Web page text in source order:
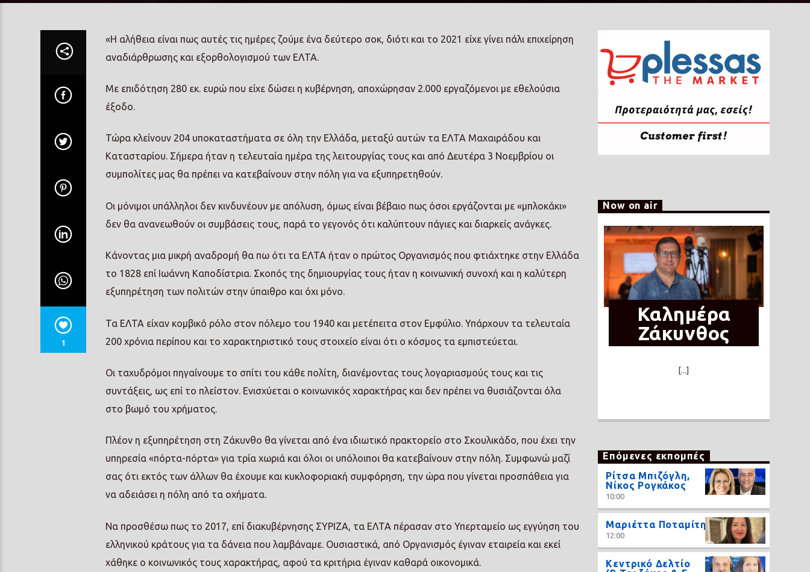
1
«Η αλήθεια είναι πως αυτές τις ημέρες ζούμε ένα δεύτερο σοκ, διότι και το 2021 είχε γίνει πάλι επιχείρηση
αναδιάρθρωσης και εξορθολογισμού των ΕΛΤΑ.
Με επιδότηση 280 εκ. ευρώ που είχε δώσει η κυβέρνηση, αποχώρησαν 2.000 εργαζόμενοι με εθελούσια
έξοδο.
Τώρα κλείνουν 204 υποκαταστήματα σε όλη την Ελλάδα, μεταξύ αυτών τα ΕΛΤΑ Μαχαιράδου και
Κατασταρίου. Σήμερα ήταν η τελευταία ημέρα της λειτουργίας τους και από Δευτέρα 3 Νοεμβρίου οι
συμπολίτες μας θα πρέπει να κατεβαίνουν στην πόλη για να εξυπηρετηθούν.
Οι μόνιμοι υπάλληλοι δεν κινδυνέουν με απόλυση, όμως είναι βέβαιο πως όσοι εργάζονται με «μπλοκάκι»
δεν θα ανανεωθούν οι συμβάσεις τους, παρά το γεγονός ότι καλύπτουν πάγιες και διαρκείς ανάγκες.
Κάνοντας μια μικρή αναδρομή θα πω ότι τα ΕΛΤΑ ήταν ο πρώτος Οργανισμός που φτιάχτηκε στην Ελλάδα
το 1828 επί Ιωάννη Καποδίστρια. Σκοπός της δημιουργίας τους ήταν η κοινωνική συνοχή και η καλύτερη
εξυπηρέτηση των πολιτών στην ύπαιθρο και όχι μόνο.
Τα ΕΛΤΑ είχαν κομβικό ρόλο στον πόλεμο του 1940 και μετέπειτα στον Εμφύλιο. Υπάρχουν τα τελευταία
200 χρόνια περίπου και το χαρακτηριστικό τους στοιχείο είναι ότι ο κόσμος τα εμπιστεύεται.
Οι ταχυδρόμοι πηγαίνουμε το σπίτι του κάθε πολίτη, διανέμοντας τους λογαριασμούς τους και τις
συντάξεις, ως επί το πλείστον. Ενισχύεται ο κοινωνικός χαρακτήρας και δεν πρέπει να θυσιάζονται όλα
στο βωμό του χρήματος.
Πλέον η εξυπηρέτηση στη Ζάκυνθο θα γίνεται από ένα ιδιωτικό πρακτορείο στο Σκουλικάδο, που έχει την
υπηρεσία «πόρτα-πόρτα» για τρία χωριά και όλοι οι υπόλοιποι θα κατεβαίνουν στην πόλη. Συμφωνώ μαζί
σας ότι εκτός των άλλων θα έχουμε και κυκλοφοριακή συμφόρηση, την ώρα που γίνεται προσπάθεια για
να αδειάσει η πόλη από τα οχήματα.
Να προσθέσω πως το 2017, επί διακυβέρνησης ΣΥΡΙΖΑ, τα ΕΛΤΑ πέρασαν στο Υπερταμείο ως εγγύηση του
ελληνικού κράτους για τα δάνεια που λαμβάναμε. Ουσιαστικά, από Οργανισμός έγιναν εταιρεία και εκεί
χάθηκε ο κοινωνικός τους χαρακτήρας, αφού τα κριτήρια έγιναν καθαρά οικονομικά.
Now on air
Καλημέρα
Ζάκυνθος
[...]
Επόμενες εκπομπές
Ρίτσα Μπιζόγλη,
Νίκος Ρογκάκος
10:00
Μαριέττα Ποταμίτη
12:00
Κεντρικό Δελτίο